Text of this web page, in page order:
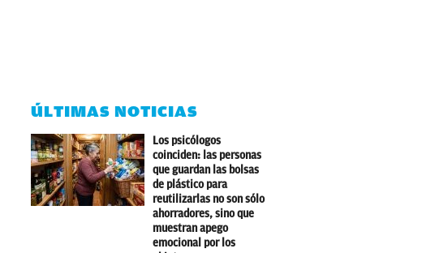
ÚLTIMAS NOTICIAS
Los psicólogos
coinciden: las personas
que guardan las bolsas
de plástico para
reutilizarlas no son sólo
ahorradores, sino que
muestran apego
emocional por los